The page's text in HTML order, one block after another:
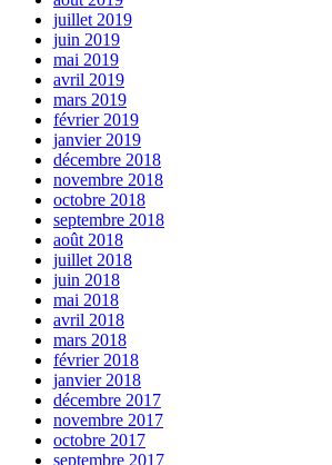
juillet 2019
juin 2019
mai 2019
avril 2019
mars 2019
février 2019
janvier 2019
décembre 2018
novembre 2018
octobre 2018
septembre 2018
août 2018
juillet 2018
juin 2018
mai 2018
avril 2018
mars 2018
février 2018
janvier 2018
décembre 2017
novembre 2017
octobre 2017
septembre 2017